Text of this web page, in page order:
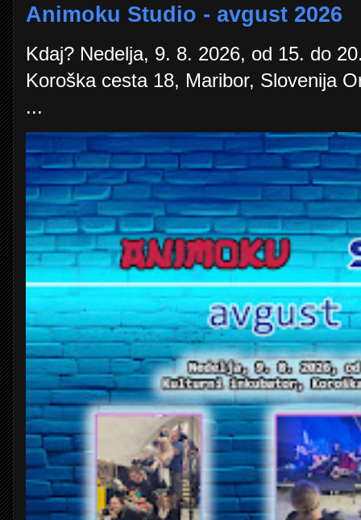
Animoku Studio - avgust 2026
Kdaj? Nedelja, 9. 8. 2026, od 15. do
Koroška cesta 18, Maribor, Slovenija
...